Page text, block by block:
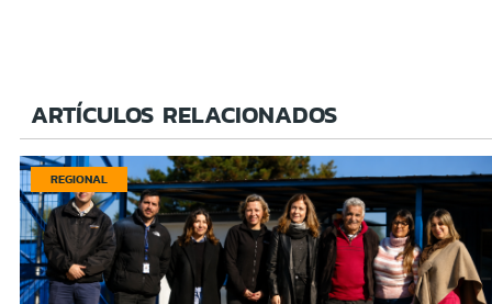
ARTÍCULOS RELACIONADOS
REGIONAL